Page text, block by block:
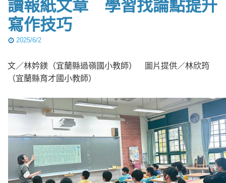
讀報紙文章 學習找論點提升
寫作技巧
2025/6/2
文／林妗鎂（宜蘭縣過嶺國小教師） 圖片提供／林欣筠
（宜蘭縣育才國小教師）